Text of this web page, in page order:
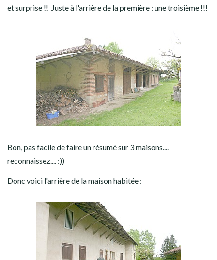
et surprise !! Juste à l'arrière de la première : une troisième !!!
Bon, pas facile de faire un résumé sur 3 maisons....
reconnaissez.... :))
Donc voici l'arrière de la maison habitée :